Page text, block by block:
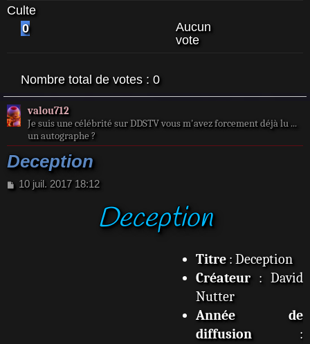
Culte
0
Aucun
vote
Nombre total de votes : 0
valou712
Je suis une célébrité sur DDSTV vous m'avez forcement déjà lu ...
un autographe ?
Deception
M10 juil. 2017 18:12
Deception
Titre: Deception
Créateur: David
Nutter
Année de
diffusion: